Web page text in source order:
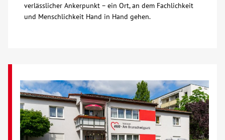
verlässlicher Ankerpunkt – ein Ort, an dem Fachlichkeit
und Menschlichkeit Hand in Hand gehen.